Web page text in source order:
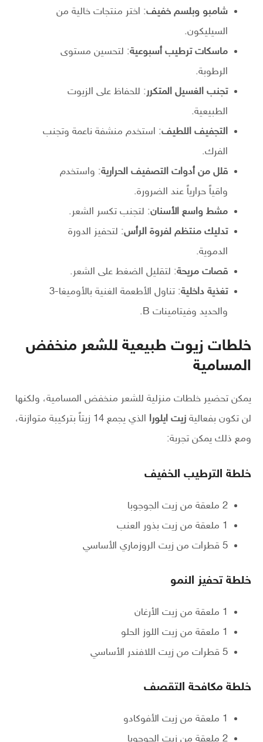
شامبو وبلسم خفيف: اختر منتجات خالية من
السيليكون.
ماسكات ترطيب أسبوعية: لتحسين مستوى
الرطوبة.
تجنب الغسيل المتكرر: للحفاظ على الزيوت
الطبيعية.
التجفيف اللطيف: استخدم منشفة ناعمة وتجنب
الفرك.
قلل من أدوات التصفيف الحرارية: واستخدم
واقياً حرارياً عند الضرورة.
مشط واسع الأسنان: لتجنب تكسر الشعر.
تدليك منتظم لفروة الرأس: لتحفيز الدورة
الدموية.
قصات مريحة: لتقليل الضغط على الشعر.
تغذية داخلية
: تناول الأطعمة الغنية بالأوميغا-3
والحديد وفيتامينات B.
خلطات زيوت طبيعية للشعر منخفض
المسامية
يمكن تحضير خلطات منزلية للشعر منخفض المسامية، ولكنها
لن تكون بفعالية زيت ايلورا
الذي يجمع 14 زيتاً بتركيبة متوازنة،
ومع ذلك يمكن تجربة:
خلطة الترطيب الخفيف
2 ملعقة من زيت الجوجوبا
1 ملعقة من زيت بذور العنب
5 قطرات من زيت الروزماري الأساسي
خلطة تحفيز النمو
1 ملعقة من زيت الأرغان
1 ملعقة من زيت اللوز الحلو
5 قطرات من زيت اللافندر الأساسي
خلطة مكافحة التقصف
1 ملعقة من زيت الأفوكادو
2 ملعقة من زيت الجوجوبا